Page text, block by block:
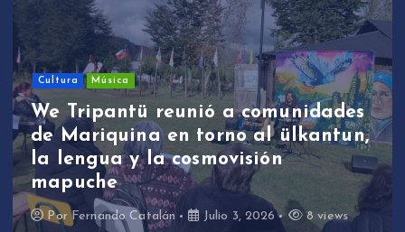
views
Sin categoría
We Tripantü y ülkantun:
estudiantes de Mariquina
participaron en primera
de revitalización lingüística
través de la música
PorFernando Catalán Junio 17, 2026